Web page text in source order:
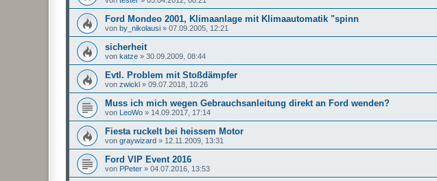
Ford Mondeo 2001, Klimaanlage mit Klimaautomatik "spinn
von by_nikolausi » 07.09.2005, 12:21
sicherheit
von katze » 30.09.2009, 08:44
Evtl. Problem mit Stoßdämpfer
von zwickl » 09.07.2018, 10:26
Muss ich mich wegen Gebrauchsanleitung direkt an Ford wenden?
von LeoWo » 14.09.2017, 17:14
Fiesta ruckelt bei heissem Motor
von graywizard » 12.11.2009, 13:31
Ford VIP Event 2016
von PPeter » 04.07.2016, 13:53